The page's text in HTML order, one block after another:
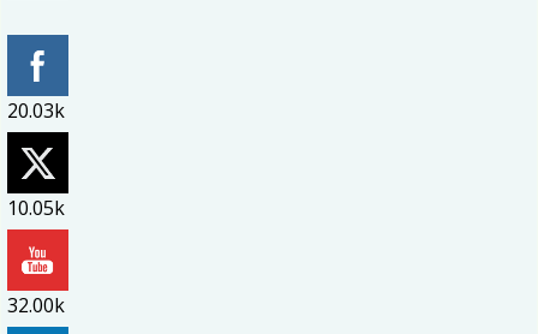
20.03k
10.05k
32.00k